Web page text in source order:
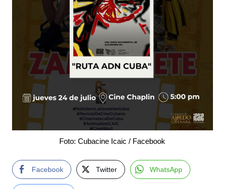
Foto: Cubacine Icaic / Facebook
Facebook Twitter WhatsApp